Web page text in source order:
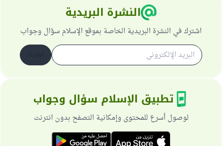
النشرة البريدية
اشترك في النشرة البريدية الخاصة بموقع الإسلام سؤال وجواب
تطبيق الإسلام سؤال وجواب
لوصول أسرع للمحتوى وإمكانية التصفح بدون انترنت